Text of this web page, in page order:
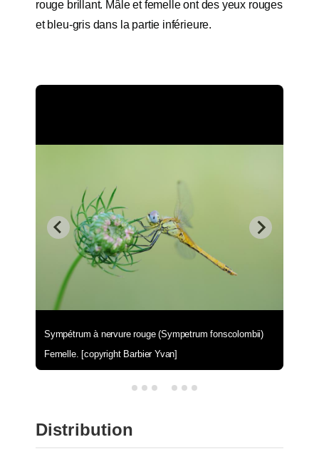
rouge brillant. Mâle et femelle ont des yeux rouges
et bleu-gris dans la partie inférieure.
Sympétrum à nervure rouge (Sympetrum fonscolombii)
Femelle. [copyright Barbier Yvan]
Distribution